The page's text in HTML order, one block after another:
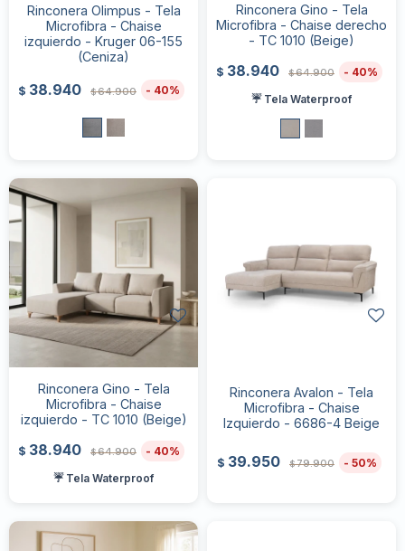
Rinconera Olimpus - Tela
Microfibra - Chaise
izquierdo - Kruger 06-155
(Ceniza)
$ 38.940 $64.900 40
Rinconera Gino - Tela
Microfibra - Chaise derecho
- TC 1010 (Beige)
$ 38.940 $64.900
40
☔ Tela Waterproof
Rinconera Gino - Tela
Microfibra - Chaise
izquierdo - TC 1010 (Beige)
$ 38.940 $64.900
40
☔ Tela Waterproof
Rinconera Avalon - Tela
Microfibra - Chaise
Izquierdo - 6686-4 Beige
$ 39.950 $79.900 50